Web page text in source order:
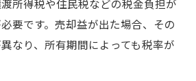
所得税や住民税などの税金負担が
要です。売却益が出た場合、その
なり、所有期間によっても税率が